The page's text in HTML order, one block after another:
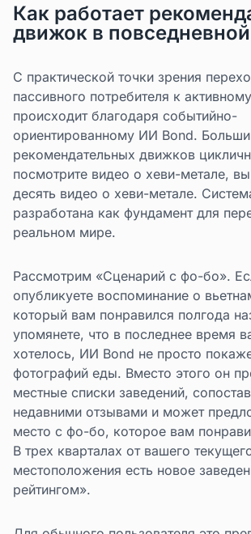
Как работает
движок в
С практической точки зрения
пассивного потребителя к
происходит благодаря событийно-
ориентированному ИИ Bond.
рекомендательных движков
посмотрите видео о хеви-метале,
десять видео о хеви-метале.
разработана как фундамент для
реальном мире.
Рассмотрим «Сценарий с фо-бо».
опубликуете воспоминание о
который вам понравился полгода
упомянете, что в последнее время
хотелось, ИИ Bond не просто
фотографий еды. Вместо этого он
местные списки заведений,
недавними отзывами и может
место с фо-бо, которое вам
В трех кварталах от вашего
местоположения есть новое
рейтингом».